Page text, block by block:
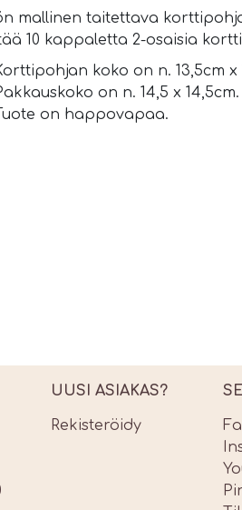
mallinen taitettava
10 kappaletta 2-osaisia
koko on n. 13,5cm x
on n. 14,5 x 14,5cm.
on happovapaa.
UUSI ASIAKAS?
Rekisteröidy